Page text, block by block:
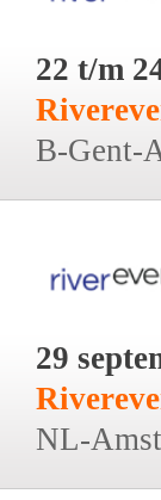
22 t/m
B-Gent-
29
NL-